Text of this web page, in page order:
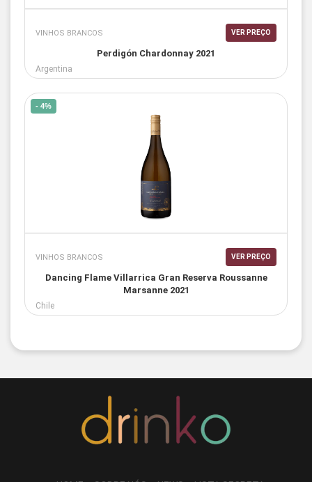
VINHOS BRANCOS VER PREÇO
Perdigón Chardonnay 2021
Argentina
- 4%
VINHOS BRANCOS VER PREÇO
Dancing Flame Villarrica Gran Reserva Roussanne
Marsanne 2021
Chile